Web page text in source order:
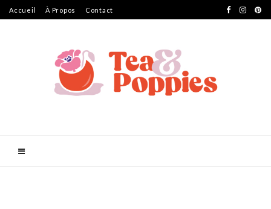
Accueil À Propos Contact